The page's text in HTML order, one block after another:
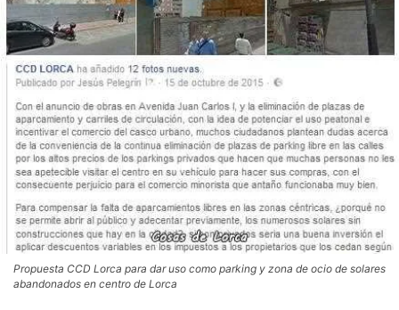
Propuesta CCD Lorca para dar uso como parking y zona de ocio de solares
abandonados en centro de Lorca